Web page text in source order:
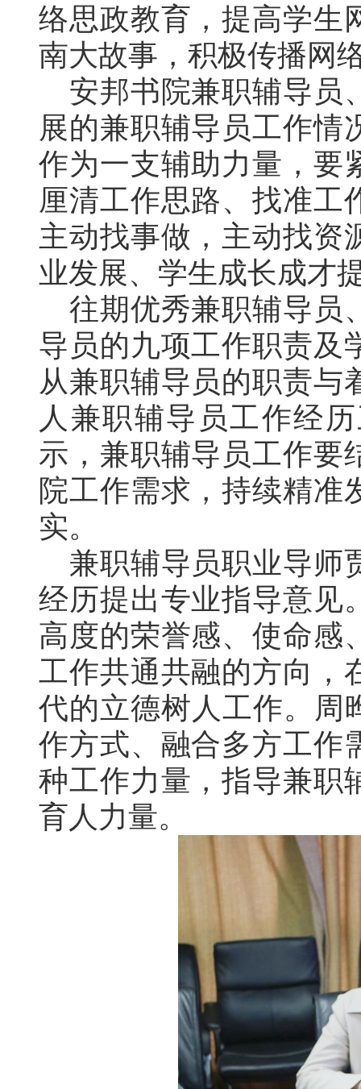
络思政教育，提高学生
南大故事，积极传播网
安邦书院兼职辅导员
展的兼职辅导员工作情
作为一支辅助力量，要
厘清工作思路、找准工
主动找事做，主动找资
业发展、学生成长成才
往期优秀兼职辅导员
导员的九项工作职责及
从兼职辅导员的职责与
人兼职辅导员工作经
示，兼职辅导员工作要
院工作需求，持续精准
实。
兼职辅导员职业导师
经历提出专业指导意见
高度的荣誉感、使命感
工作共通共融的方向，
代的立德树人工作。周
作方式、融合多方工作
种工作力量，指导兼职
育人力量。